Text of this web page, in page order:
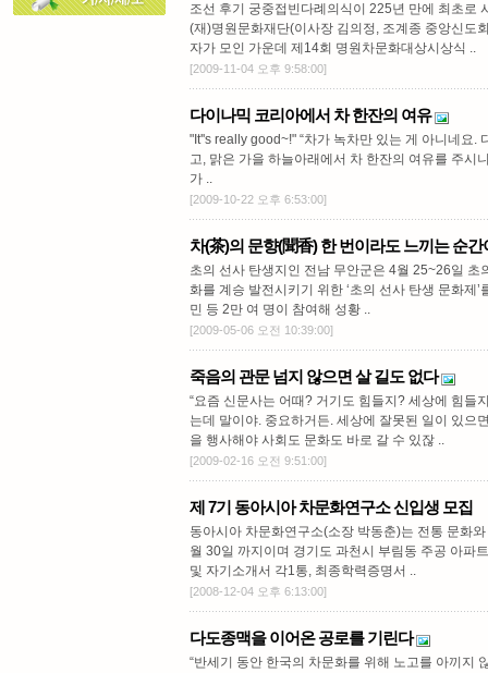
조선 후기 궁중접빈다례의식이 225년 만에 최초로
(재)명원문화재단(이사장 김의정, 조계종 중앙신도
자가 모인 가운데 제14회 명원차문화대상시상식 ..
[2009-11-04 오후 9:58:00]
다이나믹 코리아에서 차 한잔의 여유
"It''s really good~!" “차가 녹차만 있는 게 아니네요.
고, 맑은 가을 하늘아래에서 차 한잔의 여유를 주시
가 ..
[2009-10-22 오후 6:53:00]
차(茶)의 문향(聞香) 한 번이라도 느끼는 순간
초의 선사 탄생지인 전남 무안군은 4월 25~26일
화를 계승 발전시키기 위한 ‘초의 선사 탄생 문화제
민 등 2만 여 명이 참여해 성황 ..
[2009-05-06 오전 10:39:00]
죽음의 관문 넘지 않으면 살 길도 없다
“요즘 신문사는 어때? 거기도 힘들지? 세상에 힘들
는데 말이야. 중요하거든. 세상에 잘못된 일이 있으
을 행사해야 사회도 문화도 바로 갈 수 있잖 ..
[2009-02-16 오전 9:51:00]
제 7기 동아시아 차문화연구소 신입생 모집
동아시아 차문화연구소(소장 박동춘)는 전통 문화
월 30일 까지이며 경기도 과천시 부림동 주공 아파
및 자기소개서 각1통, 최종학력증명서 ..
[2008-12-04 오후 6:13:00]
다도종맥을 이어온 공로를 기린다
“반세기 동안 한국의 차문화를 위해 노고를 아끼지